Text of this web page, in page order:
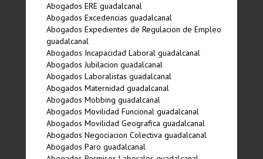
Abogados ERE guadalcanal
Abogados Excedencias guadalcanal
Abogados Expedientes de Regulacion de Empleo
guadalcanal
Abogados Incapacidad Laboral guadalcanal
Abogados Jubilacion guadalcanal
Abogados Laboralistas guadalcanal
Abogados Maternidad guadalcanal
Abogados Mobbing guadalcanal
Abogados Movilidad Funcional guadalcanal
Abogados Movilidad Geografica guadalcanal
Abogados Negociacion Colectiva guadalcanal
Abogados Paro guadalcanal